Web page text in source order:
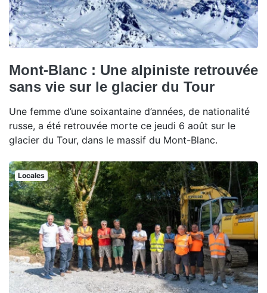
Mont-Blanc : Une alpiniste retrouvée
sans vie sur le glacier du Tour
Une femme d’une soixantaine d’années, de nationalité
russe, a été retrouvée morte ce jeudi 6 août sur le
glacier du Tour, dans le massif du Mont-Blanc.
Locales